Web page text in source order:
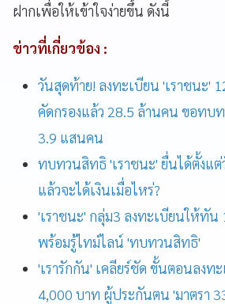
ฝากเพื่อให้เข้าใจง่ายขึ้น ดังนี้
ข่าวที่เกี่ยวข้อง :
วันสุดท้าย! ลงทะเบียน 'เราชนะ'
คัดกรองแล้ว 28.5 ล้านคน ขอทบ
3.9 แสนคน
ทบทวนสิทธิ 'เราชนะ' ยื่นได้ตั้งแ
แล้วจะได้เงินเมื่อไหร่?
'เราชนะ' กลุ่ม3 ลงทะเบียนให้ทัน
พร้อมรู้ไทม์ไลน์ 'ทบทวนสิทธิ'
'เรารักกัน' เคลียร์ชัด ขั้นตอนลงท
4,000 บาท ผู้ประกันตน 'มาตรา